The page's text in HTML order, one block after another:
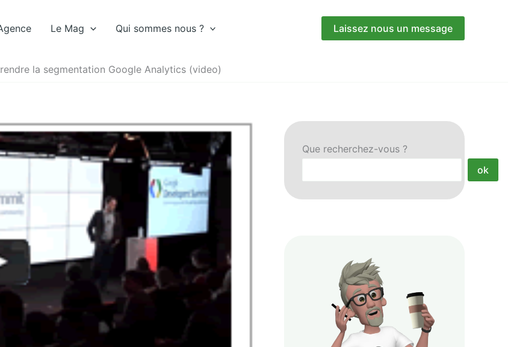
Le Mag Qui sommes nous ? Laissez nous un message
la segmentation Google Analytics (video)
Que recherchez-vous ?
ok